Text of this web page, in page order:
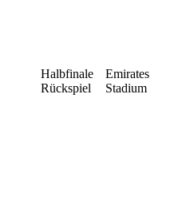
Halbfinale
Rückspiel
Emirates
Stadium